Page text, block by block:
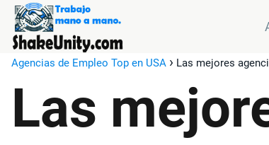
Agencias de Empleo Top en USA Las mejores
Las